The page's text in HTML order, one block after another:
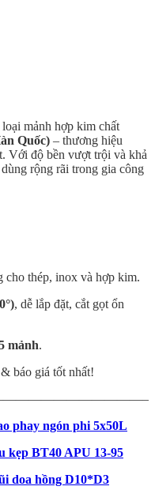
loại mảnh hợp kim chất
Quốc) – thương hiệu
Với độ bền vượt trội và khả
rộng rãi trong gia công
cho thép, inox và hợp kim.
, dễ lắp đặt, cắt gọt ổn
mảnh.
báo giá tốt nhất!
phay ngón phi 5x50L
kẹp BT40 APU 13-95
doa hồng D10*D3